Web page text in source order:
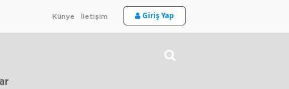
Künye İletişim Giriş Yap